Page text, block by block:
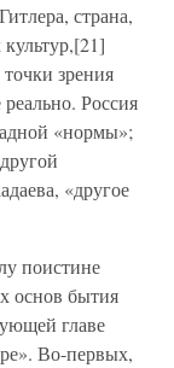
страна,
зрения
Россия
«нормы»;
«другое
поистине
основ бытия
главе
Во-первых,